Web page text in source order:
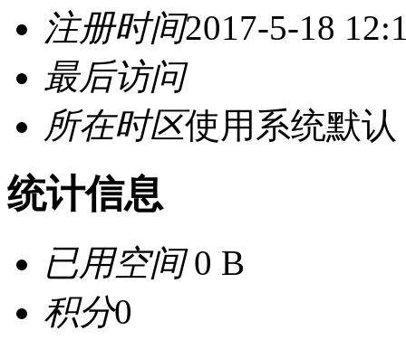
注册时间2017-5-18
最后访问
所在时区使用系统默认
统计信息
已用空间0 B
积分0